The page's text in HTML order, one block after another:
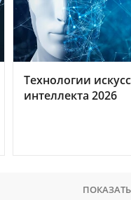
Технологии
интеллекта 2026